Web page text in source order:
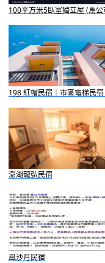
100平方米5臥室獨立屋 (馬公
4間私人浴室
198 紅帽民宿｜市區電梯民
接駁
澎湖龍弘民宿
風沙月民宿